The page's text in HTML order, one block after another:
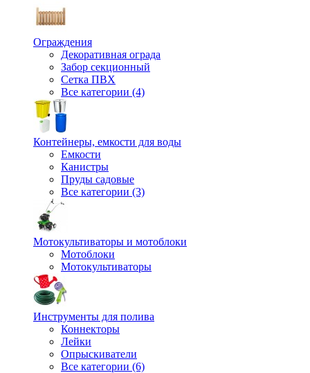
Ограждения
Декоративная ограда
Забор секционный
Сетка ПВХ
Все категории (4)
Контейнеры, емкости для воды
Емкости
Канистры
Пруды садовые
Все категории (3)
Мотокультиваторы и мотоблоки
Мотоблоки
Мотокультиваторы
Инструменты для полива
Коннекторы
Лейки
Опрыскиватели
Все категории (6)